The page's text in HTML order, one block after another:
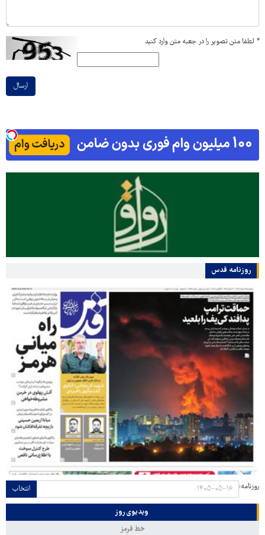
* لطفا متن تصویر را در جعبه متن وارد کنید
ارسال
روزنامه قدس
روزنامه: انتخاب
ویدیوی روز
خط قرمز